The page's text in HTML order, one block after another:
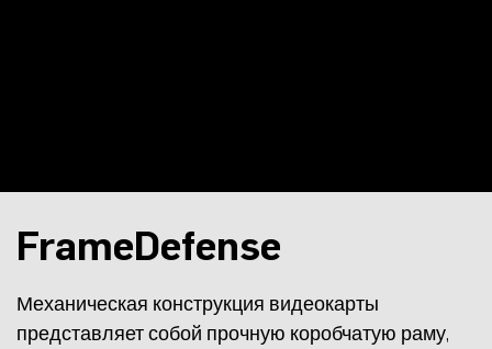
FrameDefense
Механическая конструкция видеокарты
представляет собой прочную коробчатую раму,